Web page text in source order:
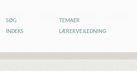
SØG TEMAER
INDEKS LÆRERVEJLEDNING